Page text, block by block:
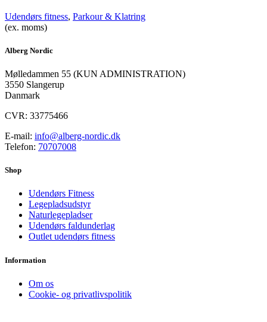
Udendørs fitness, Parkour & Klatring
(ex. moms)
Alberg Nordic
​Mølledammen 55 (KUN ADMINISTRATION)
3550 Slangerup
Danmark
CVR: 33775466
E-mail: info@alberg-nordic.dk
Telefon: 70707008
Shop
Udendørs Fitness
Legepladsudstyr
Naturlegepladser
Udendørs faldunderlag
Outlet udendørs fitness
Information
Om os
Cookie- og privatlivspolitik